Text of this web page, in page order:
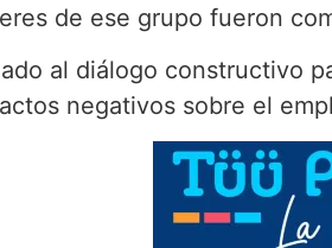
de ese grupo fueron
al diálogo constructivo
negativos sobre el